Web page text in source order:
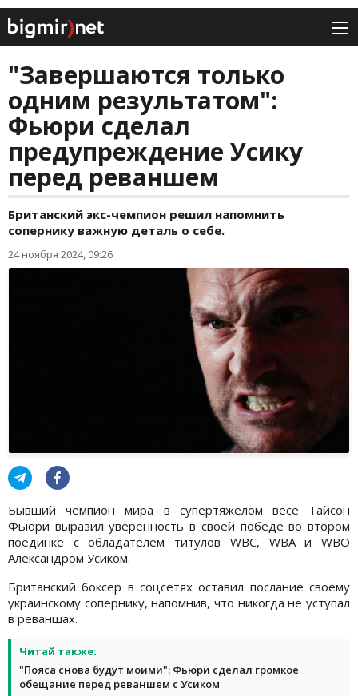
"Завершаются только
одним результатом":
Фьюри сделал
предупреждение Усику
перед реваншем
Британский экс-чемпион решил напомнить
сопернику важную деталь о себе.
24 ноября 2024, 09:26
Бывший чемпион мира в супертяжелом весе Тайсон
Фьюри выразил уверенность в своей победе во втором
поединке с обладателем титулов WBC, WBA и WBO
Александром Усиком.
Британский боксер в соцсетях оставил послание своему
украинскому сопернику, напомнив, что никогда не уступал
в реваншах.
Читай также:
"Пояса снова будут моими": Фьюри сделал громкое
обещание перед реваншем с Усиком